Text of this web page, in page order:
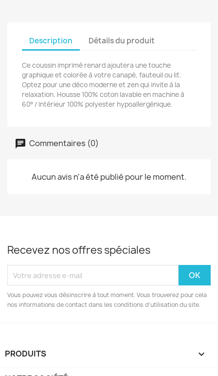
Description Détails du produit
Ce coussin imprimé renard ajoutera une touche
graphique et colorée à votre canapé, fauteuil ou lit.
Optez pour une déco moderne et zen qui invite à la
relaxation. Housse 100% coton lavable en machine à
60° / Intérieur 100% polyester hypoallergénique.
Commentaires (0)
Aucun avis n'a été publié pour le moment.
Recevez nos offres spéciales
Vous pouvez vous désinscrire à tout moment. Vous trouverez pour cela
nos informations de contact dans les conditions d'utilisation du site.
PRODUITS 